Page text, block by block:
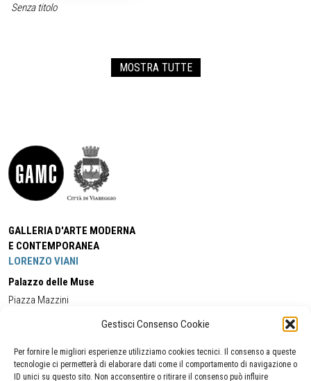
Gestisci Consenso Cookie
Per fornire le migliori esperienze utilizziamo cookies tecnici. Il consenso a queste
tecnologie ci permetterà di elaborare dati come il comportamento di navigazione o
ID unici su questo sito. Non acconsentire o ritirare il consenso può influire
Senza titolo
MOSTRA TUTTE
GALLERIA D'ARTE MODERNA
E CONTEMPORANEA
LORENZO VIANI
Palazzo delle Muse
Piazza Mazzini
Cell:+39 338 5714978 (orario apertura Galleria)
Tel:
+39 0584 944580
(orario 09.00/13.00)
Email:gamc@comune.viareggio.lu.it